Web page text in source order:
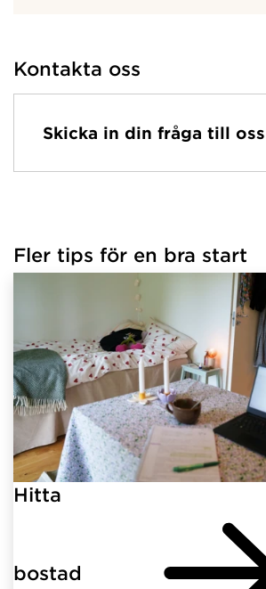
Kontakta oss
Skicka in din fråga till oss
Fler tips för en bra start
Hitta
bostad